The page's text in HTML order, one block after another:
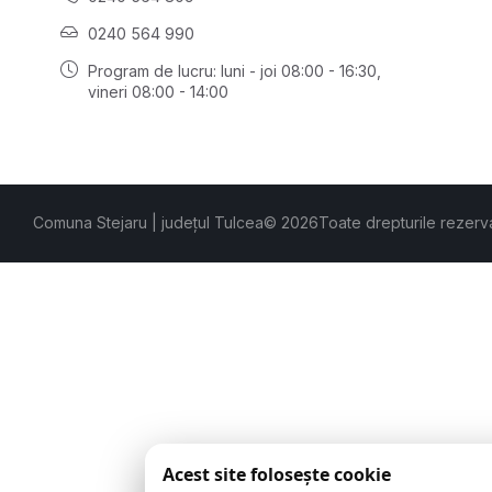
0240 564 990
Program de lucru: luni - joi 08:00 - 16:30,
vineri 08:00 - 14:00
Comuna Stejaru | județul Tulcea© 2026Toate drepturile
Acest site folosește cookie